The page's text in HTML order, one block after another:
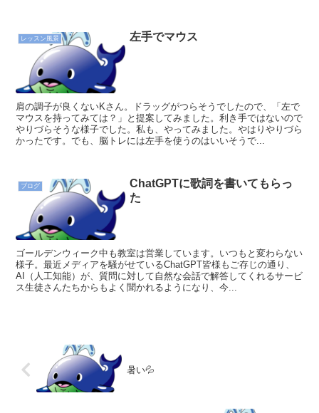
レッスン風景 左手でマウス
肩の調子が良くないKさん。ドラッグがつらそうでしたので、「左で
マウスを持ってみては？」と提案してみました。利き手ではないので
やりづらそうな様子でした。私も、やってみました。やはりやりづら
かったです。でも、脳トレには左手を使うのはいいそうで...
ブログ
ChatGPTに歌詞を書いてもらっ
た
ゴールデンウィーク中も教室は営業しています。いつもと変わらない
様子。最近メディアを騒がせているChatGPT皆様もご存じの通り、
AI（人工知能）が、質問に対して自然な会話で解答してくれるサービ
ス生徒さんたちからもよく聞かれるようになり、今...
暑い💦